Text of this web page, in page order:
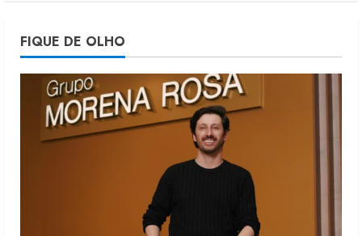
5
Morena Rosa lança franquia com
estoque consignado
4 de agosto de 2026
FIQUE DE OLHO